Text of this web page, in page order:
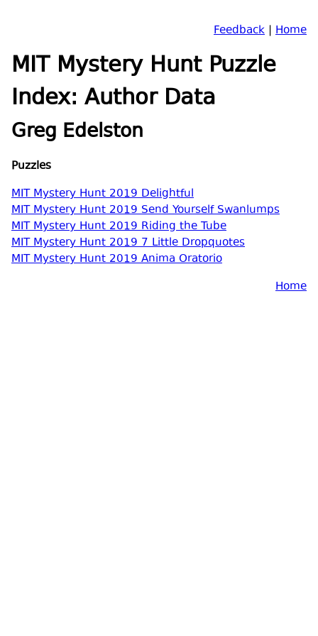
Feedback | Home
MIT Mystery Hunt Puzzle
Index: Author Data
Greg Edelston
Puzzles
MIT Mystery Hunt 2019 Delightful
MIT Mystery Hunt 2019 Send Yourself Swanlumps
MIT Mystery Hunt 2019 Riding the Tube
MIT Mystery Hunt 2019 7 Little Dropquotes
MIT Mystery Hunt 2019 Anima Oratorio
Home